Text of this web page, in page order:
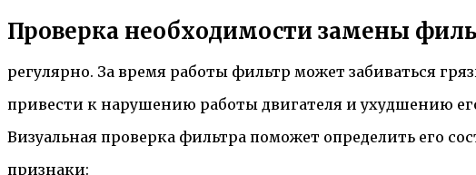
Проверка необходимости замены
регулярно. За время работы фильтр может забиваться
привести к нарушению работы двигателя и ухудшению
Визуальная проверка фильтра поможет определить его
признаки: